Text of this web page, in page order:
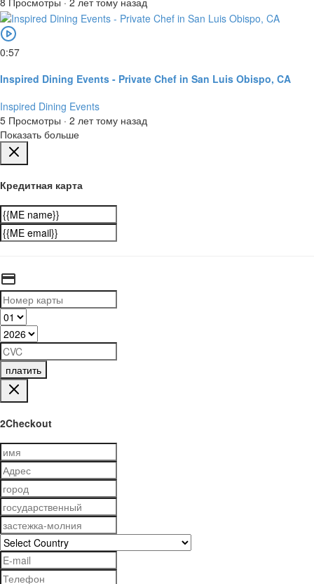
0:57
Inspired Dining Events - Private Chef in San Luis Obispo, CA
Inspired Dining Events
5 Просмотры · 2 лет тому назад
Показать больше
Кредитная карта
платить
2Checkout